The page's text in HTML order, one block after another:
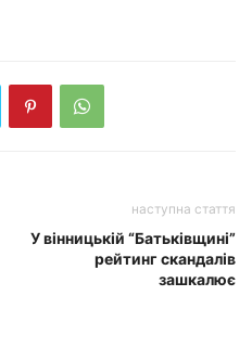
наступна стаття
У вінницькій “Батьківщині”
рейтинг скандалів
зашкалює